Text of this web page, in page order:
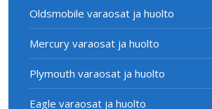
Oldsmobile varaosat ja huolto
Mercury varaosat ja huolto
Plymouth varaosat ja huolto
Eagle varaosat ja huolto